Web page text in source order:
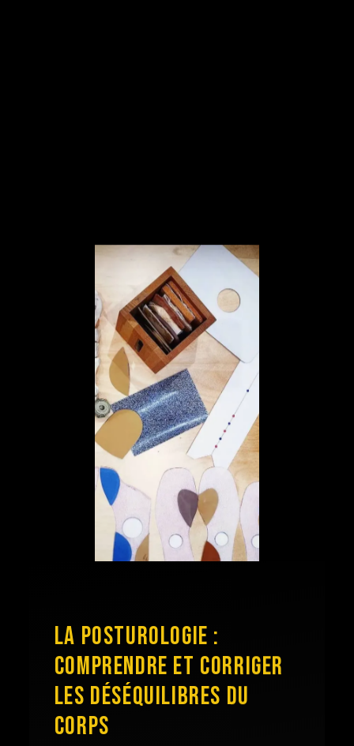
LA POSTUROLOGIE :
COMPRENDRE ET CORRIGER
LES DÉSÉQUILIBRES DU
CORPS